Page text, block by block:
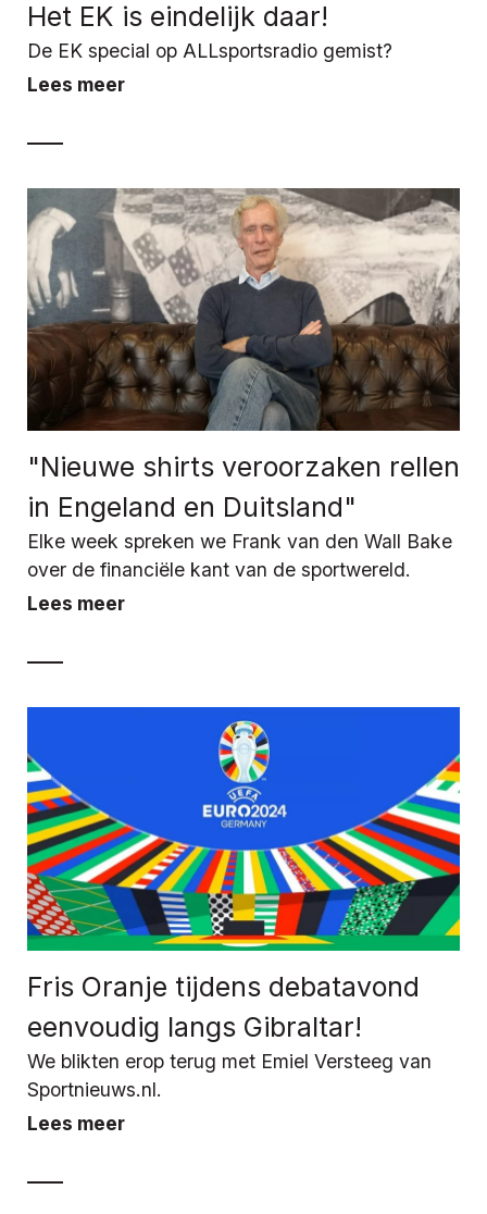
Het EK is eindelijk daar!
De EK special op ALLsportsradio gemist?
Lees meer
"Nieuwe shirts veroorzaken rellen
in Engeland en Duitsland"
Elke week spreken we Frank van den Wall Bake
over de financiële kant van de sportwereld.
Lees meer
Fris Oranje tijdens debatavond
eenvoudig langs Gibraltar!
We blikten erop terug met Emiel Versteeg van
Sportnieuws.nl.
Lees meer